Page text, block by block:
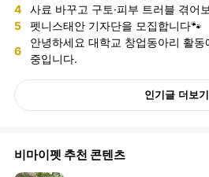
4 사료 바꾸고 구토·피부 트러블 겪어
5 펫니스태안 기자단을 모집합니다🐾
6
안녕하세요 대학교 창업동아리 활
중입니다.
인기글 더보기
비마이펫 추천 콘텐츠